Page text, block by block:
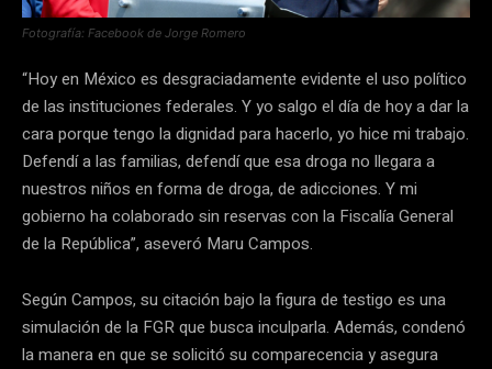
Fotografía: Facebook de Jorge Romero
“Hoy en México es desgraciadamente evidente el uso político
de las instituciones federales. Y yo salgo el día de hoy a dar la
cara porque tengo la dignidad para hacerlo, yo hice mi trabajo.
Defendí a las familias, defendí que esa droga no llegara a
nuestros niños en forma de droga, de adicciones. Y mi
gobierno ha colaborado sin reservas con la Fiscalía General
de la República”, aseveró Maru Campos.
Según Campos, su citación bajo la figura de testigo es una
simulación de la FGR que busca inculparla. Además, condenó
la manera en que se solicitó su comparecencia y asegura